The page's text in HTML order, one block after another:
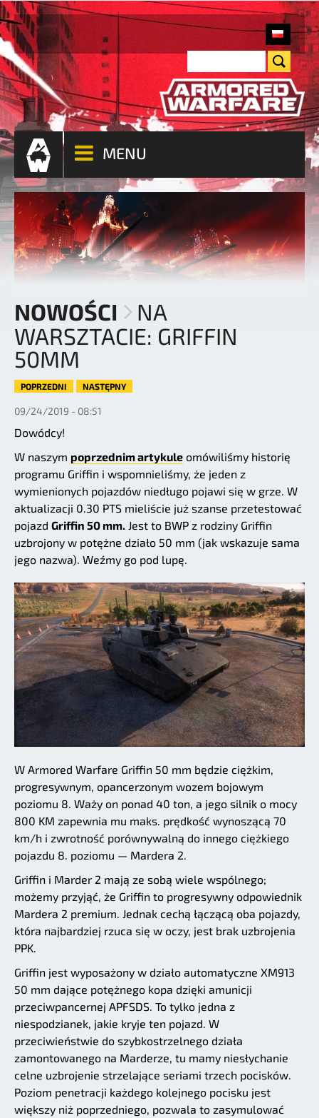
MENU
NOWOŚCI
NA
WARSZTACIE: GRIFFIN
50MM
POPRZEDNI NASTĘPNY
09/24/2019 - 08:51
Dowódcy!
W naszym poprzednim artykule omówiliśmy historię
programu Griffin i wspomnieliśmy, że jeden z
wymienionych pojazdów niedługo pojawi się w grze. W
aktualizacji 0.30 PTS mieliście już szanse przetestować
pojazd Griffin 50 mm. Jest to BWP z rodziny Griffin
uzbrojony w potężne działo 50 mm (jak wskazuje sama
jego nazwa). Weźmy go pod lupę.
W Armored Warfare Griffin 50 mm będzie ciężkim,
progresywnym, opancerzonym wozem bojowym
poziomu 8. Waży on ponad 40 ton, a jego silnik o mocy
800 KM zapewnia mu maks. prędkość wynoszącą 70
km/h i zwrotność porównywalną do innego ciężkiego
pojazdu 8. poziomu — Mardera 2.
Griffin i Marder 2 mają ze sobą wiele wspólnego;
możemy przyjąć, że Griffin to progresywny odpowiednik
Mardera 2 premium. Jednak cechą łączącą oba pojazdy,
która najbardziej rzuca się w oczy, jest brak uzbrojenia
PPK.
Griffin jest wyposażony w działo automatyczne XM913
50 mm dające potężnego kopa dzięki amunicji
przeciwpancernej APFSDS. To tylko jedna z
niespodzianek, jakie kryje ten pojazd. W
przeciwieństwie do szybkostrzelnego działa
zamontowanego na Marderze, tu mamy niesłychanie
celne uzbrojenie strzelające seriami trzech pocisków.
Poziom penetracji każdego kolejnego pocisku jest
większy niż poprzedniego, pozwala to zasymulować